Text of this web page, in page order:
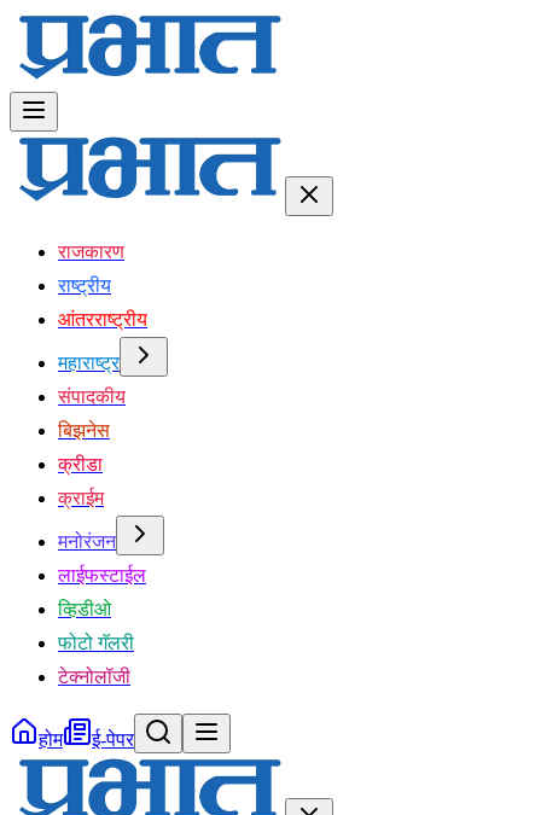
राजकारण
राष्ट्रीय
आंतरराष्ट्रीय
महाराष्ट्र
संपादकीय
बिझनेस
क्रीडा
क्राईम
मनोरंजन
लाईफस्टाईल
व्हिडीओ
फोटो गॅलरी
टेक्नोलॉजी
होम ई-पेपर